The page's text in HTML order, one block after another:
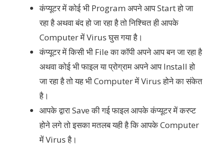
कंप्यूटर में कोई भी Program अपने आप Start हो जा
रहा है अथवा बंद हो जा रहा है तो निश्चित ही आपके
Computer में Virus घुस गया है।
कंप्यूटर में किसी भी File का कॉपी अपने आप बन जा रहा है
अथवा कोई भी फाइल या प्रोग्राम अपने आप Install हो
जा रहा है तो यह भी Computer में Virus होने का संकेत
है।
आपके द्वारा Save की गई फाइल आपके कंप्यूटर में करप्ट
होने लगे तो इसका मतलब यही है कि आपके Computer
में Virus है।